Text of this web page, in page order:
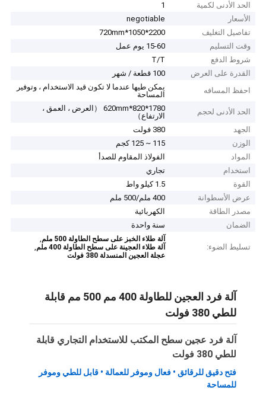
الحد الأدنى لكمية
1
الأسعار
negotiable
تفاصيل التغليف
2200*1050*720mm
وقت التسليم
15-60 يوم عمل
شروط الدفع
T/T
القدرة على العرض
100 قطعة / شهر
احفظ المسافه
يمكن طيها عندما لا تكون قيد الاستخدام ، وتوفير
المساحة
الحد الأدنى لحجم
1780*820*620mm （العرض ، العمق ،
الارتفاع）
الجهد
380 فولت
الوزن
115 ~ 125 كجم
المواد
الفولاذ المقاوم للصدأ
استخدام
تجاري
القوة
1.5 كيلو واط
عرض الأسطوانة
400 ملم/500 ملم
مصدر الطاقة
الكهربائية
الضمان
سنة واحدة
تسليط الضوء:
آلة طلاء الخبز على سطح الطاولة 500 ملم ,
آلة طلاء العجينة على سطح الطاولة 400 ملم ,
عجلة العجين المنسدلة 380 فولت
آلة فرد العجين للطاولة 400 مم 500 مم قابلة
للطي 380 فولت
آلة فرد عجين سطح المكتب للاستخدام التجاري قابلة
للطي 380 فولت
فتح دقيق للرقائق • فعال وموفر للعمالة • قابل للطي وموفر
للمساحة